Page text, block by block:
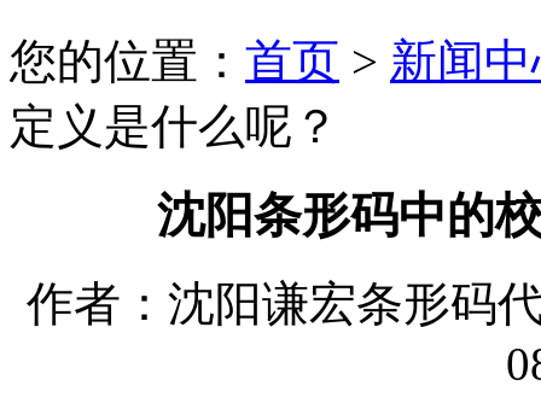
您的位置： 首页 > 新闻
定义是什么呢？
沈阳条形码中的
作者：沈阳谦宏条形码